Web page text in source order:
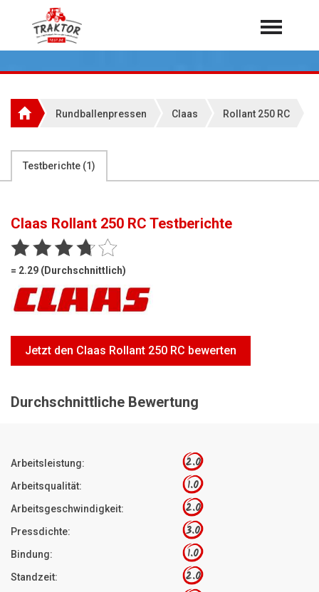
Home
Rundballenpressen
Teleskoplader
Rasentraktoren
Hoflader
Jetzt Bewerten
Über 7.000 Testberichte
Rundballenpressen Claas Rollant 250 RC
Testberichte (1)
Claas Rollant 250 RC Testberichte
= 2.29 (Durchschnittlich)
Jetzt den Claas Rollant 250 RC bewerten
Durchschnittliche Bewertung
Arbeitsleistung: 2.0
Arbeitsqualität: 1.0
Arbeitsgeschwindigkeit: 2.0
Pressdichte: 3.0
Bindung: 1.0
Standzeit: 2.0